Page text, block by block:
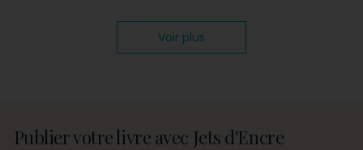
Voir plus
Publier votre livre avec Jets d'Encre